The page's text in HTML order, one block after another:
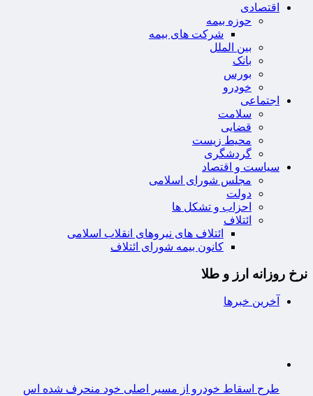
اقتصادی
حوزه بیمه
شرکت های بیمه
بین الملل
بانک
بورس
خودرو
اجتماعی
سلامت
قضایی
محیط زیست
گردشگری
سیاست و اقتصاد
مجلس شورای اسلامی
دولت
احزاب و تشکل ها
ائتلاف
ائتلاف های نیروهای انقلاب اسلامی
کانون بیمه شورای ائتلاف
نرخ روزانه ارز و طلا
آخرین خبرها
طرح اسقاط خودرو از مسیر اصلی خود منحرف شده اس